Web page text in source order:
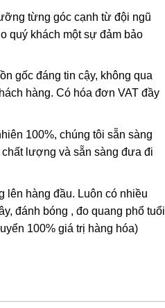
của ngành kim hoàn đá quý
mất màu khi bị lộ ra mặt đất.
lý đều rất giống với ametit tự
quý học cao cấp tốn kém. Thử
sinh đôi, khi đó cấu trúc
để xác định ametit tổng hợp sẽ
này nhưng khó mà tạo ra được
từng góc cạnh từ đội ngũ
quý khách một sự đảm bảo
gốc đáng tin cậy, không qua
hàng. Có hóa đơn VAT đầy
100%, chúng tôi sẵn sàng
lượng và sẵn sàng đưa đi
lên hàng đầu. Luôn có nhiều
đánh bóng , đo quang phổ tuổi
100% giá trị hàng hóa)